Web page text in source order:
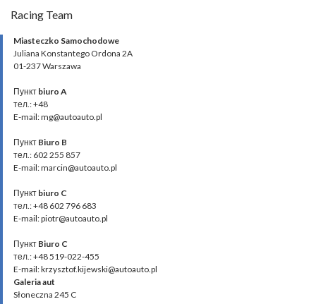
Racing Team
Miasteczko Samochodowe
Juliana Konstantego Ordona 2A
01-237 Warszawa
Пункт biuro A
тел.: +48
E-mail: mg@autoauto.pl
Пункт Biuro B
тел.: 602 255 857
E-mail: marcin@autoauto.pl
Пункт biuro C
тел.: +48 602 796 683
E-mail: piotr@autoauto.pl
Пункт Biuro C
тел.: +48 519-022-455
E-mail: krzysztof.kijewski@autoauto.pl
Galeria aut
Słoneczna 245 C